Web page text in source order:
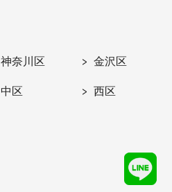
神奈川区 金沢区
中区 西区